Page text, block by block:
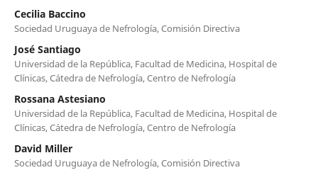
Cecilia Baccino
Sociedad Uruguaya de Nefrología, Comisión Directiva
José Santiago
Universidad de la República, Facultad de Medicina, Hospital de
Clínicas, Cátedra de Nefrología, Centro de Nefrología
Rossana Astesiano
Universidad de la República, Facultad de Medicina, Hospital de
Clínicas, Cátedra de Nefrología, Centro de Nefrología
David Miller
Sociedad Uruguaya de Nefrología, Comisión Directiva